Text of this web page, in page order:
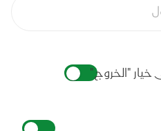
خيار "الخروج"